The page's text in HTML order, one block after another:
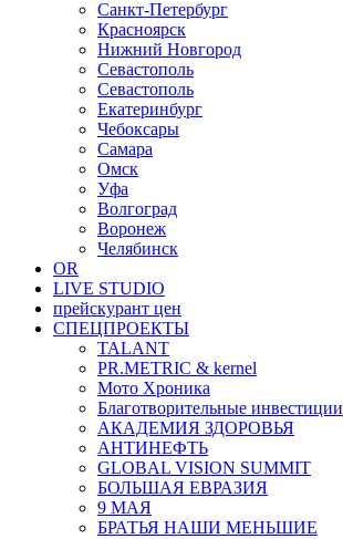
Санкт-Петербург
Красноярск
Нижний Новгород
Севастополь
Севастополь
Екатеринбург
Чебоксары
Самара
Омск
Уфа
Волгоград
Воронеж
Челябинск
OR
LIVE STUDIO
прейскурант цен
СПЕЦПРОЕКТЫ
TALANT
PR.METRIC & kernel
Мото Хроника
Благотворительные инвестиции
АКАДЕМИЯ ЗДОРОВЬЯ
АНТИНЕФТЬ
GLOBAL VISION SUMMIT
БОЛЬШАЯ ЕВРАЗИЯ
9 МАЯ
БРАТЬЯ НАШИ МЕНЬШИЕ